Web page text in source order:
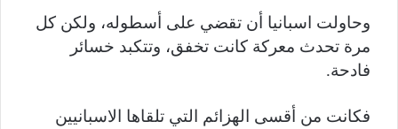
وحاولت اسبانيا أن تقضي على أسطوله، ولكن كل
مرة تحدث معركة كانت تخفق، وتتكبد خسائر
فادحة.
فكانت من أقسى الهزائم التي تلقاها الاسبانيين